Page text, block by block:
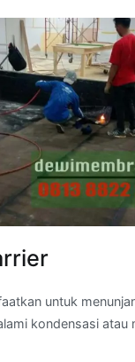
untuk
kondensasi atau